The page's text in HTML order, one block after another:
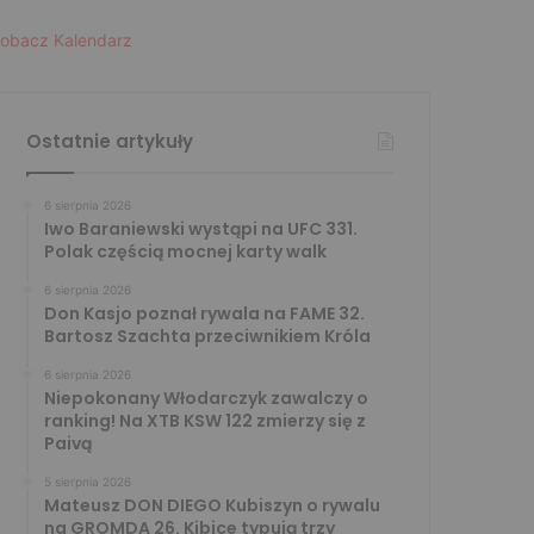
Kalendarz
Ostatnie artykuły
6 sierpnia 2026
Iwo Baraniewski wystąpi na UFC 331.
Polak częścią mocnej karty walk
6 sierpnia 2026
Don Kasjo poznał rywala na FAME 32.
Bartosz Szachta przeciwnikiem Króla
6 sierpnia 2026
Niepokonany Włodarczyk zawalczy o
ranking! Na XTB KSW 122 zmierzy się z
Paivą
5 sierpnia 2026
Mateusz DON DIEGO Kubiszyn o rywalu
na GROMDA 26. Kibice typują trzy